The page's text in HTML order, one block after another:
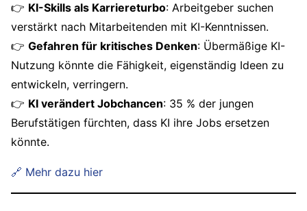
👉 KI-Skills als Karriereturbo: Arbeitgeber suchen
verstärkt nach Mitarbeitenden mit KI-Kenntnissen.
👉 Gefahren für kritisches Denken: Übermäßige KI-
Nutzung könnte die Fähigkeit, eigenständig Ideen zu
entwickeln, verringern.
👉 KI verändert Jobchancen: 35 % der jungen
Berufstätigen fürchten, dass KI ihre Jobs ersetzen
könnte.
🔗 Mehr dazu hier